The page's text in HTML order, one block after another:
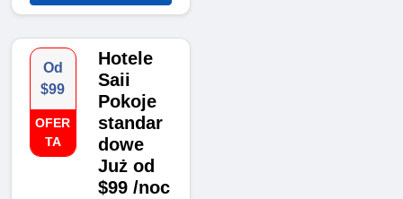
Od
$99
OFER
TA
Hotele
Saii
Pokoje
standar
dowe
Już od
$99 /noc